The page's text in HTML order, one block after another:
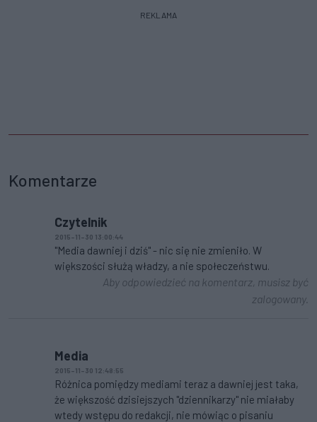
REKLAMA
Komentarze
Czytelnik
2015-11-30 13:00:44
"Media dawniej i dziś" - nic się nie zmieniło. W
większości służą władzy, a nie społeczeństwu.
Aby odpowiedzieć na komentarz, musisz być
zalogowany.
Media
2015-11-30 12:48:55
Różnica pomiędzy mediami teraz a dawniej jest taka,
że większość dzisiejszych "dziennikarzy" nie miałaby
wtedy wstępu do redakcji, nie mówiąc o pisaniu